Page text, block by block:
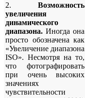
2. Возможность
увеличения
динамического
диапазона. Иногда она
просто обозначена как
«Увеличение диапазона
ISO». Несмотря на то,
что фотографировать
при очень высоких
значениях
чувствительности